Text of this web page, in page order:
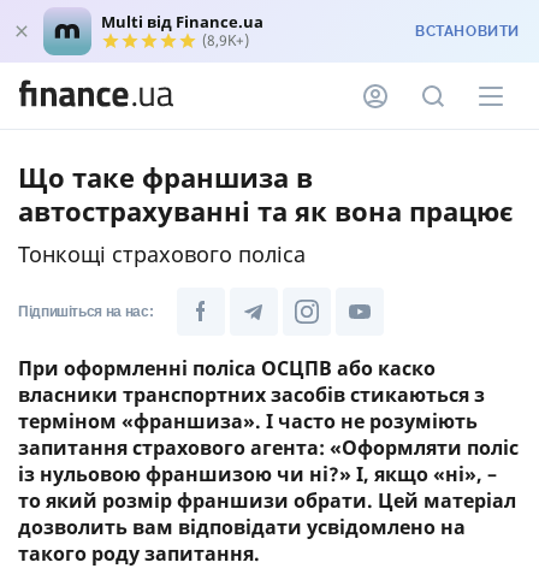
Multi від Finance.ua
(8,9K+) ВСТАНОВИТИ
Що таке франшиза в
автострахуванні та як вона працює
Тонкощі страхового поліса
Підпишіться на нас:
При оформленні поліса ОСЦПВ або каско
власники транспортних засобів стикаються з
терміном «франшиза». І часто не розуміють
запитання страхового агента: «Оформляти поліс
із нульовою франшизою чи ні?» І, якщо «ні», –
то який розмір франшизи обрати. Цей матеріал
дозволить вам відповідати усвідомлено на
такого роду запитання.